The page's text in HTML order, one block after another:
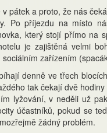
pátek a proto, že nás
Po příjezdu na místo
který stojí přímo na
je zajištěná velmi
sociálním zařízením
denně ve třech
tak čekají dvě
lyžování, v neděli už
účastníků, pokud se
žádný problém.